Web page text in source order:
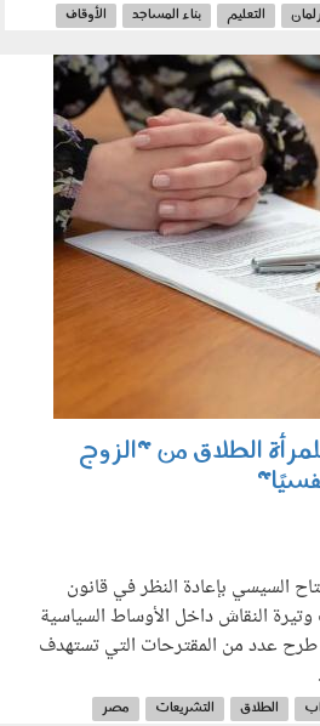
التعليم بناء المساجد الأوقاف
الطلاق من "الزوج
السيسي بإعادة النظر في قانون
النقاش داخل الأوساط السياسية
عدد من المقترحات التي تستهدف
الطلاق التشريعات مصر